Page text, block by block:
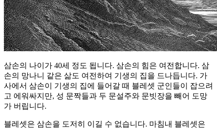
삼손의 나이가 40세 정도 됩니다. 삼손의 힘은 여전합니다. 삼
손의 망나니 같은 삶도 여전하여 기생의 집을 드나듭니다. 가
사에서 삼손이 기생의 집에 들어갈 때 블레셋 군인들이 잡으려
고 에워싸지만, 성 문짝들과 두 문설주와 문빗장을 빼어 도망
가 버립니다.
블레셋은 삼손을 도저히 이길 수 없습니다. 마침내 블레셋은